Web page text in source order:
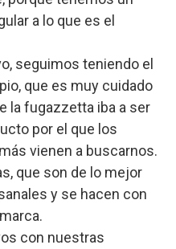
a lo que es el
seguimos teniendo el
que es muy cuidado
la fugazzetta iba a ser
por el que los
vienen a buscarnos.
que son de lo mejor
y se hacen con
con nuestras